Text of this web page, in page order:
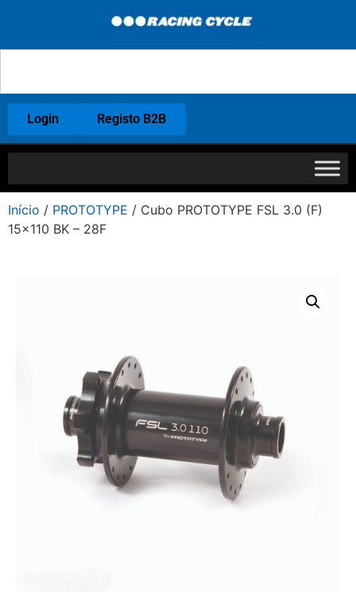
Login Registo B2B
Início / PROTOTYPE / Cubo PROTOTYPE FSL 3.0 (F)
15×110 BK – 28F